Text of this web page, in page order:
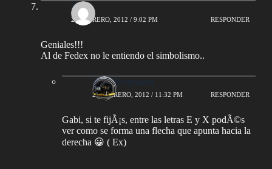
Gabi
29 FEBRERO, 2012 / 9:02 PM RESPONDER
Geniales!!!
Al de Fedex no le entiendo el simbolismo..
AlejoBergmann
29 FEBRERO, 2012 / 11:32 PM RESPONDER
Gabi, si te fijÃ¡s, entre las letras E y X podÃ©s
ver como se forma una flecha que apunta hacia la
derecha 😀 ( Ex)